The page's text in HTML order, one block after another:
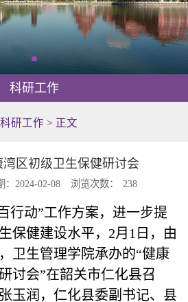
科研工作
科研工作 > 正文
区初级卫生保健研讨会
：2024-02-08 浏览次数： 238
行动”工作方案，进一步提
保健建设水平，2月1日，由
卫生管理学院承办的“健康
讨会”在韶关市仁化县召
玉润，仁化县委副书记、县